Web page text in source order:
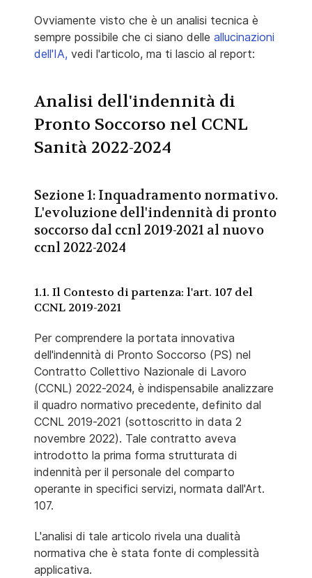
Ovviamente visto che è un analisi tecnica è
sempre possibile che ci siano delle allucinazioni
dell'IA, vedi l'articolo, ma ti lascio al report:
Analisi dell'indennità di
Pronto Soccorso nel CCNL
Sanità 2022-2024
Sezione 1: Inquadramento normativo.
L'evoluzione dell'indennità di pronto
soccorso dal ccnl 2019-2021 al nuovo
ccnl 2022-2024
1.1. Il Contesto di partenza: l'art. 107 del
CCNL 2019-2021
Per comprendere la portata innovativa
dell'indennità di Pronto Soccorso (PS) nel
Contratto Collettivo Nazionale di Lavoro
(CCNL) 2022-2024, è indispensabile analizzare
il quadro normativo precedente, definito dal
CCNL 2019-2021 (sottoscritto in data 2
novembre 2022). Tale contratto aveva
introdotto la prima forma strutturata di
indennità per il personale del comparto
operante in specifici servizi, normata dall'Art.
107.
L'analisi di tale articolo rivela una dualità
normativa che è stata fonte di complessità
applicativa.